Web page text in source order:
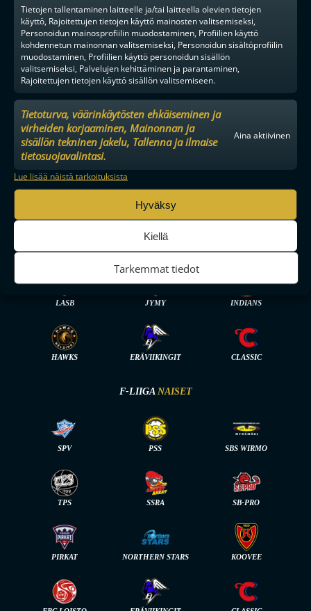
Tietojen tallentaminen laitteelle ja/tai laitteella olevien tietojen
käyttö, Rajoitettujen tietojen käyttö mainosten valitsemiseksi,
Personoidun mainosprofiilin muodostaminen, Profiilien käyttö
kohdennetun mainonnan valitsemiseksi, Personoidun sisältöprofiilin
muodostaminen, Profiilien käyttö personoidun sisällön
valitsemiseksi, Palvelujen kehittäminen ja parantaminen,
Rajoitettujen tietojen käyttö sisällön valitsemiseen.
Tietoturva, väärinkäytösten ehkäiseminen ja
virheiden korjaaminen, Mainonnan ja
sisällön tekninen jakelu, Tallenna ja ilmaise
tietosuojavalintasi.
Aina aktiivinen
Lue lisää näistä tarkoituksista
Hyväksy
Kiellä
Tarkemmat tiedot
YHTEISTYÖKUMPPANIKSI
BRÄNDI
EVÄSTEKÄYTÄNNÖT
TIETOSUOJA
F-LIIGAMIEHET
LASB JYMY INDIANS
HAWKS ERÄVIIKINGIT CLASSIC
F-LIIGA NAISET
SPV PSS SBS WIRMO
TPS SSRA SB-PRO
PIRKAT NORTHERN STARS KOOVEE